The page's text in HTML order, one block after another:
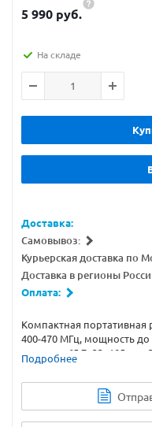
5 990 руб.
На складе
Доставка:
Самовывоз:
Курьерская доставка по
Доставка в регионы
Оплата:
Компактная портативная
400-470 МГц, мощность до
размеры 65,7x33x105 мм.
VOX, индикатор разряда
Подробнее